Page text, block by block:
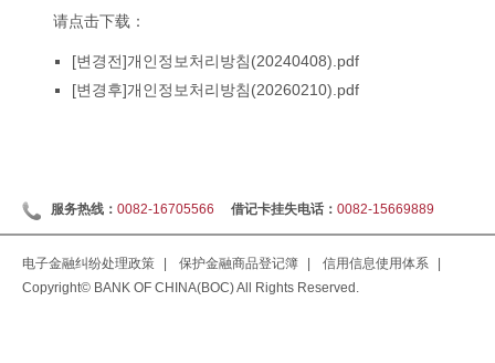
请点击下载：
[변경전]개인정보처리방침(20240408).pdf
[변경후]개인정보처리방침(20260210).pdf
服务热线： 0082-16705566 借记卡挂失电话： 0082-15669889
电子金融纠纷处理政策 保护金融商品登记簿 信用信息使用体系
Copyright© BANK OF CHINA(BOC) All Rights Reserved.